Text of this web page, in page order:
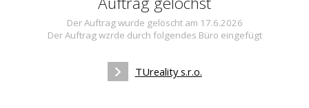
Der Auftrag wurde gelöscht am 17.6.2026
Der Auftrag wzrde durch folgendes Büro eingefügt
TUreality s.r.o.